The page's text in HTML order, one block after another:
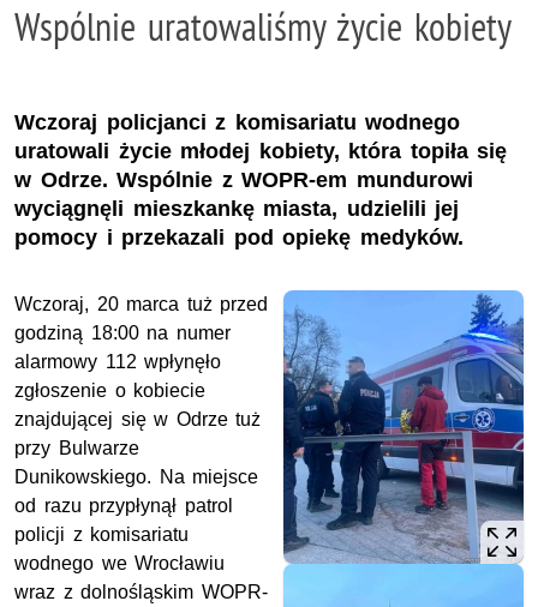
Wspólnie uratowaliśmy życie kobiety
Wczoraj policjanci z komisariatu wodnego
uratowali życie młodej kobiety, która topiła się
w Odrze. Wspólnie z WOPR-em mundurowi
wyciągnęli mieszkankę miasta, udzielili jej
pomocy i przekazali pod opiekę medyków.
Wczoraj, 20 marca tuż przed
godziną 18:00 na numer
alarmowy 112 wpłynęło
zgłoszenie o kobiecie
znajdującej się w Odrze tuż
przy Bulwarze
Dunikowskiego. Na miejsce
od razu przypłynął patrol
policji z komisariatu
wodnego we Wrocławiu
wraz z dolnośląskim WOPR-